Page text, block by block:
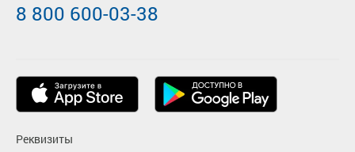
Реквизиты
8 800 600-03-38